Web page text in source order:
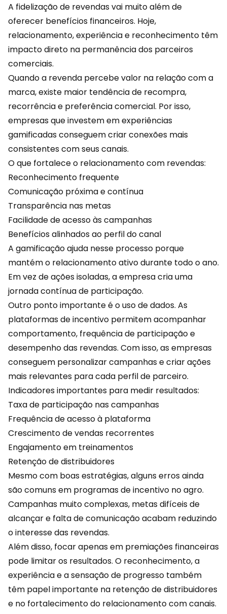
A fidelizaçãode revendas vai muito além de
oferecer benefícios financeiros. Hoje,
relacionamento, experiência e reconhecimento têm
impacto direto na permanência dos parceiros
comerciais.
Quando a revenda percebe valor na relação com a
marca, existe maior tendência de recompra,
recorrência e preferência comercial. Por isso,
empresas que investem em experiências
gamificadas conseguem criar conexões mais
consistentes com seus canais.
O que fortalece o relacionamento com revendas:
Reconhecimento frequente
Comunicação próxima e contínua
Transparência nas metas
Facilidade de acesso àscampanhas
Benefícios alinhados ao perfil do canal
A gamificação ajuda nesse processo porque
mantém o relacionamento ativo durante todo o ano.
Em vez de ações isoladas, a empresa cria uma
jornada contínua de participação.
Outro ponto importante é o uso de dados. As
plataformas de incentivo permitem acompanhar
comportamento, frequência de participação e
desempenho das revendas. Com isso, as empresas
conseguem personalizar campanhas e criar ações
mais relevantes para cada perfil de parceiro.
Indicadores importantes para medir resultados:
Taxa de participação nas campanhas
Frequência de acesso à plataforma
Crescimento de vendas recorrentes
Engajamento em treinamentos
Retençãode distribuidores
Mesmo com boas estratégias, alguns erros ainda
são comuns em programas de incentivo no agro.
Campanhas muito complexas, metas difíceis de
alcançar e falta de comunicação acabam reduzindo
o interesse das revendas.
Além disso, focar apenas em premiações financeiras
pode limitar os resultados. O reconhecimento, a
experiência e a sensação de progresso também
têm papel importante na retenção de distribuidores
e no fortalecimento do relacionamento com canais.